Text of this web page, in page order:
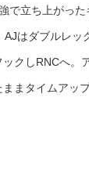
で立ち上がっ
はダブルレッ
クしRNCへ。
まタイムアッ